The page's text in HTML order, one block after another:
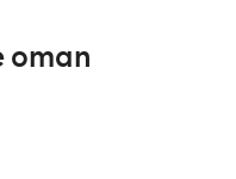
oman